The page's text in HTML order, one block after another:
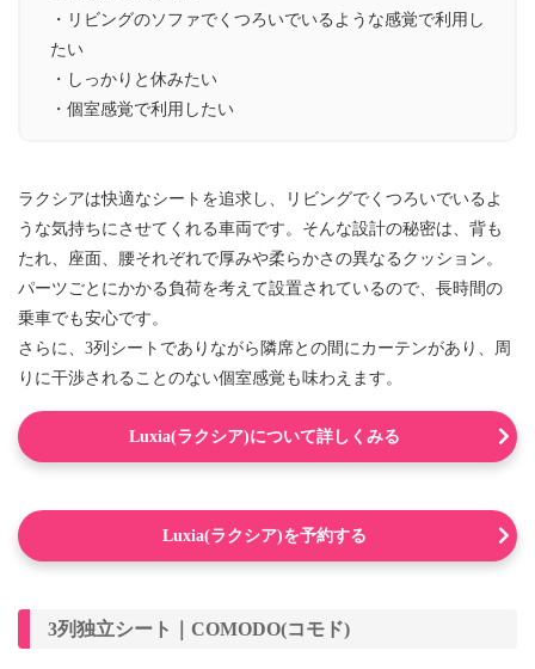
・リビングのソファでくつろいでいるような感覚で利用し
たい
・しっかりと休みたい
・個室感覚で利用したい
ラクシアは快適なシートを追求し、リビングでくつろいでいるよ
うな気持ちにさせてくれる車両です。そんな設計の秘密は、背も
たれ、座面、腰それぞれで厚みや柔らかさの異なるクッション。
パーツごとにかかる負荷を考えて設置されているので、長時間の
乗車でも安心です。
さらに、3列シートでありながら隣席との間にカーテンがあり、周
りに干渉されることのない個室感覚も味わえます。
Luxia(ラクシア)について詳しくみる
Luxia(ラクシア)を予約する
3列独立シート｜COMODO(コモド)